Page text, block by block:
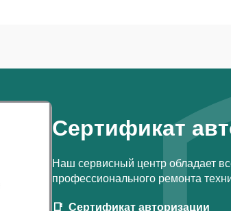
Сертификат
Наш сервисный центр обладает
профессионального ремонта
Сертификат авторизации